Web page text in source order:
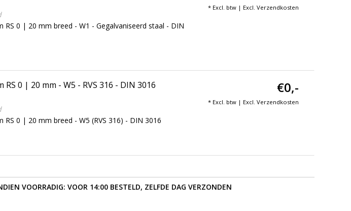
RS 0 | 20 mm breed - W1 - Gegalvaniseerd staal - DIN
* Excl. btw | Excl. Verzendkosten
RS 0 | 20 mm - W5 - RVS 316 - DIN 3016
RS 0 | 20 mm breed - W5 (RVS 316) - DIN 3016
€0,-
* Excl. btw | Excl. Verzendkosten
VOORRADIG: VOOR 14:00 BESTELD, ZELFDE DAG VERZONDEN